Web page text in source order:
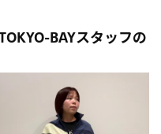
BAYスタッフの